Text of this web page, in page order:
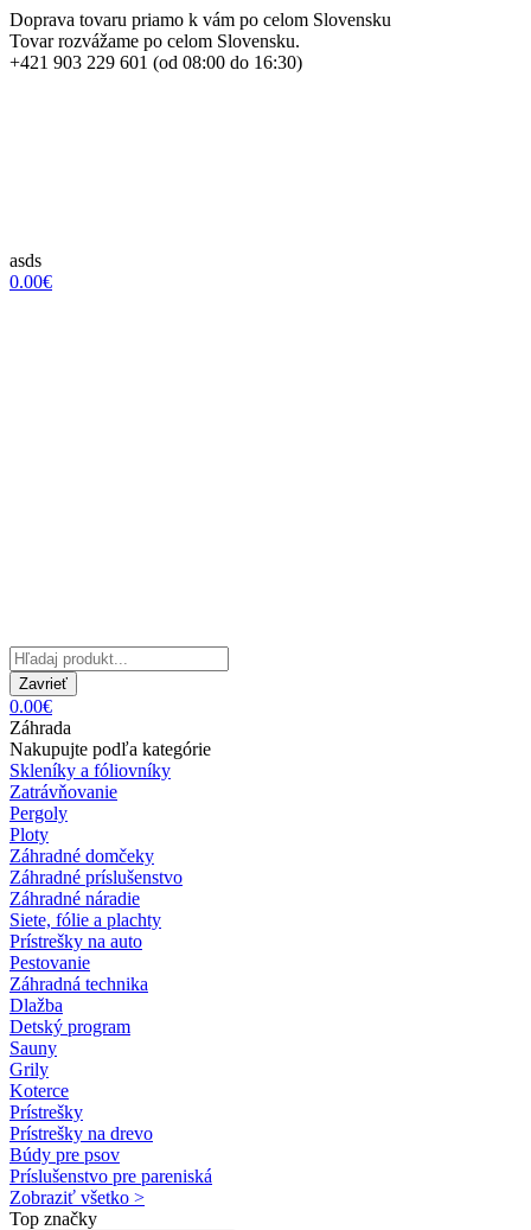
Doprava tovaru priamo k vám po celom Slovensku
Tovar rozvážame po celom Slovensku.
+421 903 229 601 (od 08:00 do 16:30)
asds
0.00€
Zavrieť
0.00€
Záhrada
Nakupujte podľa kategórie
Skleníky a fóliovníky
Zatrávňovanie
Pergoly
Ploty
Záhradné domčeky
Záhradné príslušenstvo
Záhradné náradie
Siete, fólie a plachty
Prístrešky na auto
Pestovanie
Záhradná technika
Dlažba
Detský program
Sauny
Grily
Koterce
Prístrešky
Prístrešky na drevo
Búdy pre psov
Príslušenstvo pre pareniská
Zobraziť všetko >
Top značky